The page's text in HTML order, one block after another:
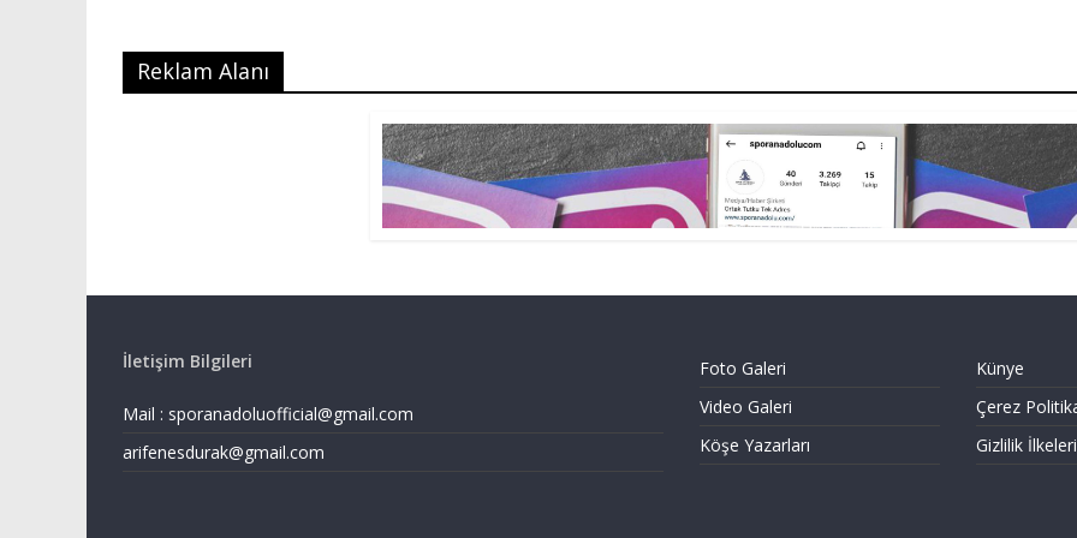
Reklam Alanı
İletişim Bilgileri
Mail : sporanadoluofficial@gmail.com
arifenesdurak@gmail.com
Foto Galeri
Video Galeri
Köşe Yazarları
Künye
Çerez
Gizlilik İlkeleri